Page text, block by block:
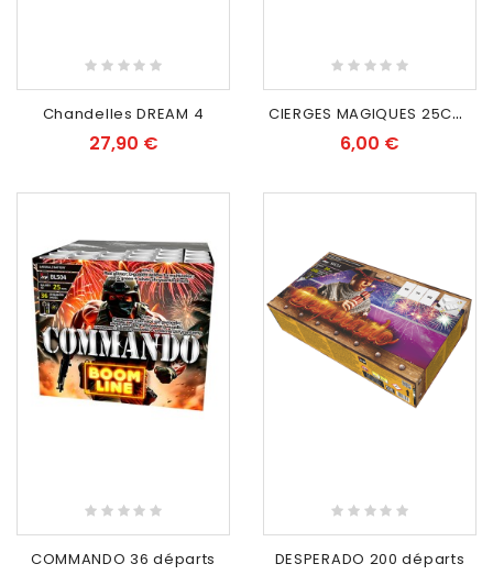
RUPTURE DE STOCK
Chandelles DREAM 4
27,90 €
EXCLUSIVITÉ WEB
C
IERGES MAGIQUES 25CM (lot de 3 paquets)
6,00 €
RUPTURE DE STOCK
COMMANDO 36 départs
RUPTURE DE STOCK
DESPERADO 200 départs